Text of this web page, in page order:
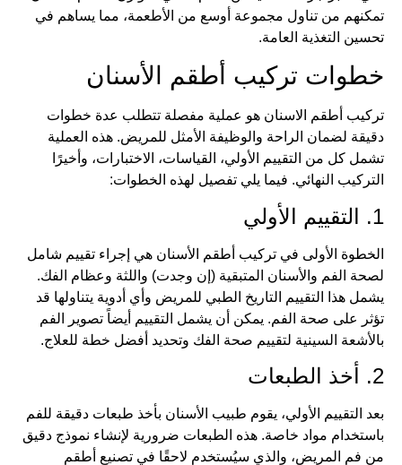
تمكنهم من تناول مجموعة أوسع من الأطعمة، مما يساهم في
تحسين التغذية العامة.
خطوات تركيب أطقم الأسنان
تركيب أطقم الاسنان هو عملية مفصلة تتطلب عدة خطوات
دقيقة لضمان الراحة والوظيفة الأمثل للمريض. هذه العملية
تشمل كل من التقييم الأولي، القياسات، الاختبارات، وأخيرًا
التركيب النهائي. فيما يلي تفصيل لهذه الخطوات:
1. التقييم الأولي
الخطوة الأولى في تركيب أطقم الأسنان هي إجراء تقييم شامل
لصحة الفم والأسنان المتبقية (إن وجدت) واللثة وعظام الفك.
يشمل هذا التقييم التاريخ الطبي للمريض وأي أدوية يتناولها قد
تؤثر على صحة الفم. يمكن أن يشمل التقييم أيضاً تصوير الفم
بالأشعة السينية لتقييم صحة الفك وتحديد أفضل خطة للعلاج.
2. أخذ الطبعات
بعد التقييم الأولي، يقوم طبيب الأسنان بأخذ طبعات دقيقة للفم
باستخدام مواد خاصة. هذه الطبعات ضرورية لإنشاء نموذج دقيق
من فم المريض، والذي سيُستخدم لاحقًا في تصنيع أطقم